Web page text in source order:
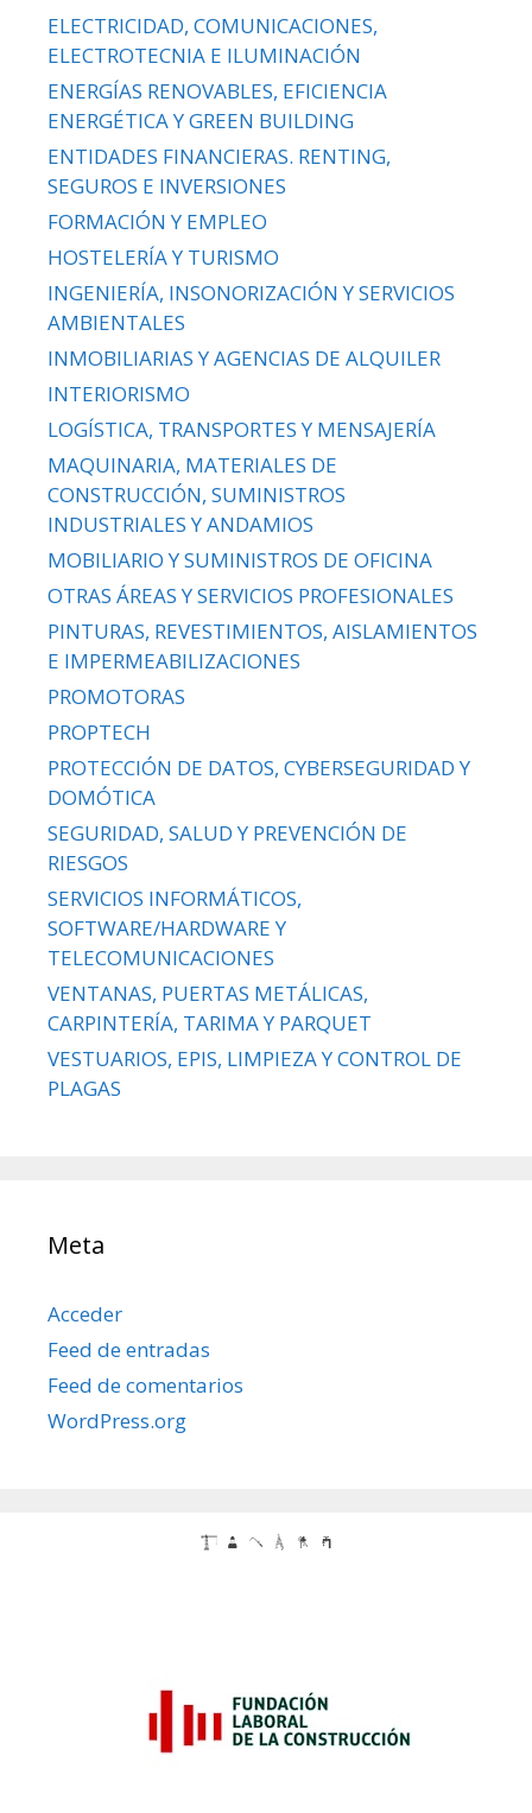
ELECTRICIDAD, COMUNICACIONES,
ELECTROTECNIA E ILUMINACIÓN
ENERGÍAS RENOVABLES, EFICIENCIA
ENERGÉTICA Y GREEN BUILDING
ENTIDADES FINANCIERAS. RENTING,
SEGUROS E INVERSIONES
FORMACIÓN Y EMPLEO
HOSTELERÍA Y TURISMO
INGENIERÍA, INSONORIZACIÓN Y SERVICIOS
AMBIENTALES
INMOBILIARIAS Y AGENCIAS DE ALQUILER
INTERIORISMO
LOGÍSTICA, TRANSPORTES Y MENSAJERÍA
MAQUINARIA, MATERIALES DE
CONSTRUCCIÓN, SUMINISTROS
INDUSTRIALES Y ANDAMIOS
MOBILIARIO Y SUMINISTROS DE OFICINA
OTRAS ÁREAS Y SERVICIOS PROFESIONALES
PINTURAS, REVESTIMIENTOS, AISLAMIENTOS
E IMPERMEABILIZACIONES
PROMOTORAS
PROPTECH
PROTECCIÓN DE DATOS, CYBERSEGURIDAD Y
DOMÓTICA
SEGURIDAD, SALUD Y PREVENCIÓN DE
RIESGOS
SERVICIOS INFORMÁTICOS,
SOFTWARE/HARDWARE Y
TELECOMUNICACIONES
VENTANAS, PUERTAS METÁLICAS,
CARPINTERÍA, TARIMA Y PARQUET
VESTUARIOS, EPIS, LIMPIEZA Y CONTROL DE
PLAGAS
Meta
Acceder
Feed de entradas
Feed de comentarios
WordPress.org